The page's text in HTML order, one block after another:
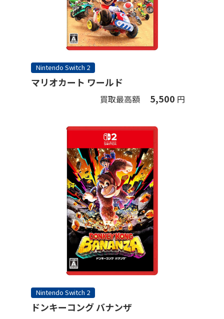
Nintendo Switch 2
マリオカート ワールド
買取最高額 5,500 円
Nintendo Switch 2
ドンキーコング バナンザ